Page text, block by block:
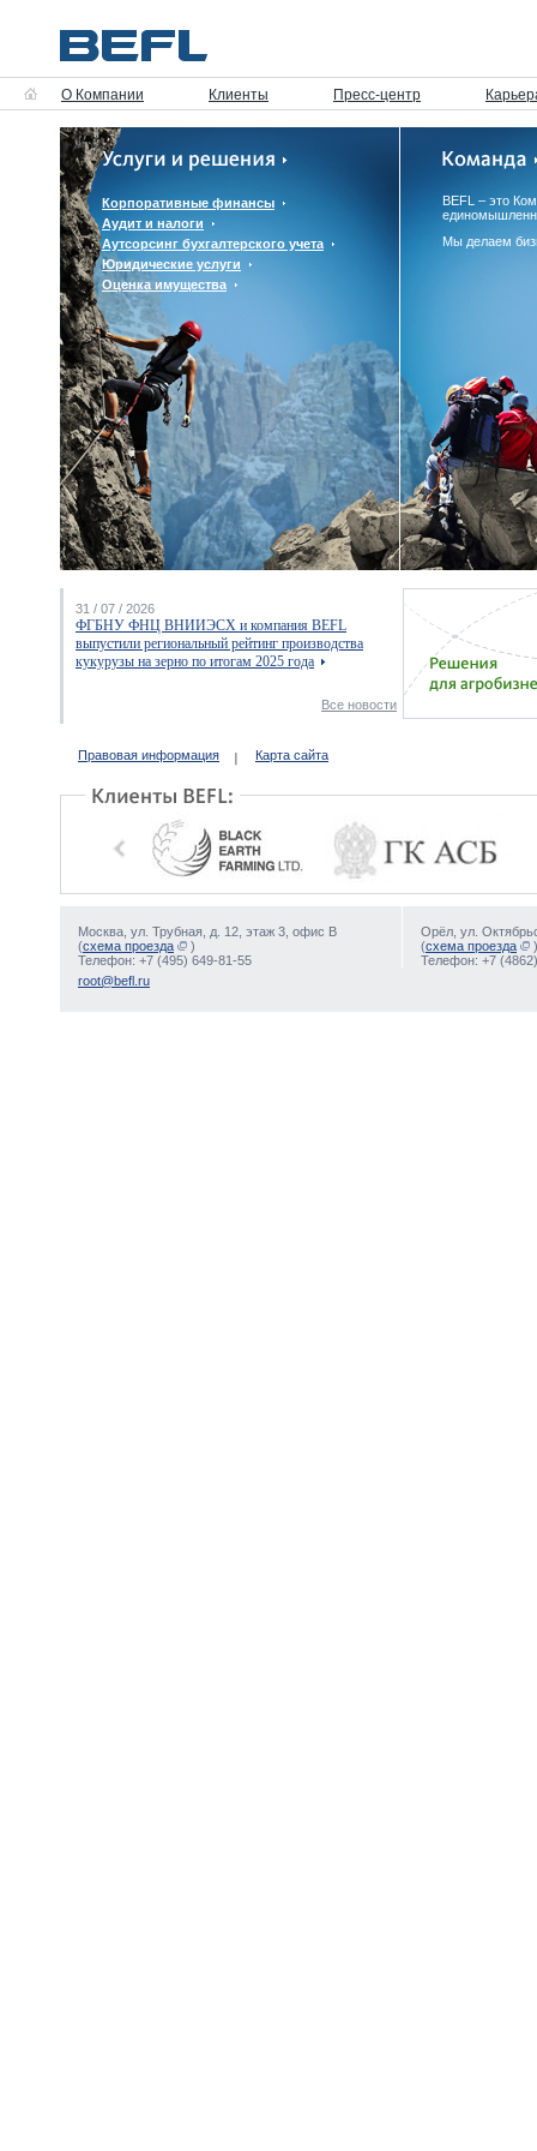
О Компании Клиенты Пресс-центр
Корпоративные финансы
Аудит и налоги
Аутсорсинг бухгалтерского учета
Юридические услуги
Оценка имущества
BEFL – это
Мы делаем
31 / 07 / 2026
ФГБНУ ФНЦ ВНИИЭСХ и компания BEFL
выпустили региональный рейтинг производства
кукурузы на зерно по итогам 2025 года
Все новости
Правовая информация Карта сайта
Москва, ул. Трубная, д. 12, этаж 3, офис В
(схема проезда
)
Телефон: +7 (495) 649-81-55
Орёл, ул.
(схема проезда
)
Телефон: +7
root@befl.ru